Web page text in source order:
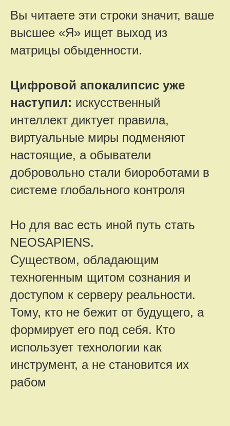
Вы читаете эти строки значит, ваше
высшее «Я» ищет выход из
матрицы обыденности.
Цифровой апокалипсис уже
наступил: искусственный
интеллект диктует правила,
виртуальные миры подменяют
настоящие, а обыватели
добровольно стали биороботами в
системе глобального контроля
Но для вас есть иной путь стать
NEOSAPIENS.
Существом, обладающим
техногенным щитом сознания и
доступом к серверу реальности.
Тому, кто не бежит от будущего, а
формирует его под себя. Кто
использует технологии как
инструмент, а не становится их
рабом